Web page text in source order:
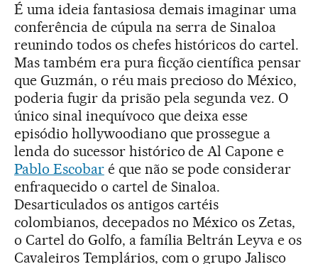
É uma ideia fantasiosa demais imaginar uma
conferência de cúpula na serra de Sinaloa
reunindo todos os chefes históricos do cartel.
Mas também era pura ficção científica pensar
que Guzmán, o réu mais precioso do México,
poderia fugir da prisão pela segunda vez. O
único sinal inequívoco que deixa esse
episódio hollywoodiano que prossegue a
lenda do sucessor histórico de Al Capone e
Pablo Escobaré que não se pode considerar
enfraquecido o cartel de Sinaloa.
Desarticulados os antigos cartéis
colombianos, decepados no México os Zetas,
o Cartel do Golfo, a família Beltrán Leyva e os
Cavaleiros Templários, com o grupo Jalisco